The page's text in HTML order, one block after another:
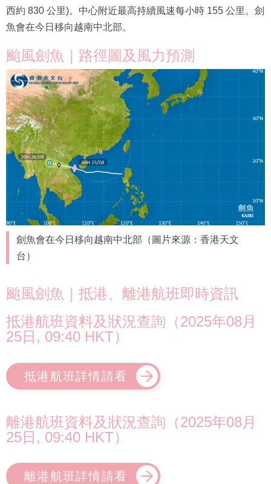
西約 830 公里)。中心附近最高持續風速每小時 155 公里。劍
魚會在今日移向越南中北部。
颱風劍魚｜路徑圖及風力預測
劍魚會在今日移向越南中北部（圖片來源：香港天文
台）
颱風劍魚｜抵港、離港航班即時資訊
抵港航班資料及狀況查詢（2025年08月
25日, 09:40 HKT）
抵港航班詳情請看
離港航班資料及狀況查詢（2025年08月
25日, 09:40 HKT）
離港航班詳情請看